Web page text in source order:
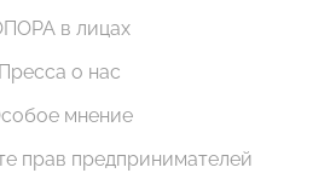
в лицах
Пресса о нас
мнение
прав предпринимателей